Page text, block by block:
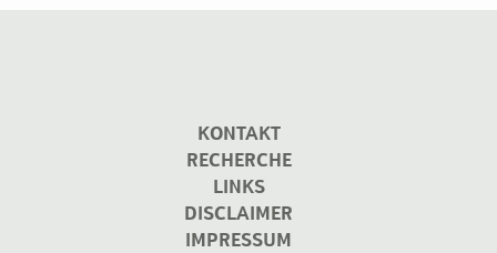
KONTAKT
RECHERCHE
LINKS
DISCLAIMER
IMPRESSUM